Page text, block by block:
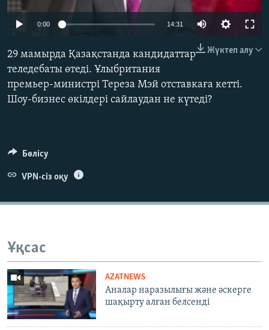
ЖАЗЫЛЫҢЫЗ
Басқа тілдерде
0:00 14:31
Жүктеп алу
29 мамырда Қазақстанда кандидаттар
теледебаты өтеді. Ұлыбритания
премьер-министрі Тереза Мэй отставкаға кетті.
Шоу-бизнес өкілдері сайлаудан не күтеді?
Бөлісу
VPN-сіз оқу
Ұқсас
AZATNEWS
Аналар наразылығы және әскерге
шақырту алған белсенді